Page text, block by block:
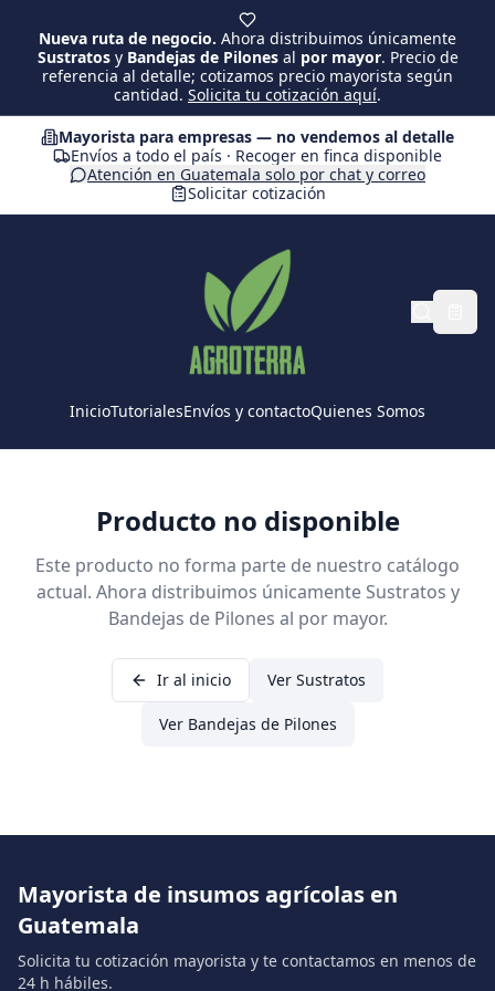
Nueva ruta de negocio. Ahora distribuimos únicamente
Sustratosy Bandejas de Pilonesal por mayor. Precio de
referencia al detalle; cotizamos precio mayorista según
cantidad. Solicita tu cotización aquí.
Mayorista para empresas — no vendemos al detalle
Envíos a todo el país · Recoger en finca disponible
Atención en Guatemala solo por chat y correo
Solicitar cotización
InicioTutorialesEnvíos y contactoQuienes Somos
Producto no disponible
Este producto no forma parte de nuestro catálogo
actual. Ahora distribuimos únicamente Sustratos y
Bandejas de Pilones al por mayor.
Ir al inicio Ver Sustratos
Ver Bandejas de Pilones
Mayorista de insumos agrícolas en
Guatemala
Solicita tu cotización mayorista y te contactamos en menos de
24 h hábiles.